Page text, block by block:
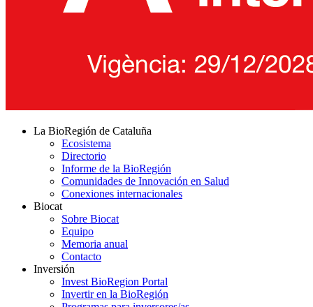
La BioRegión de Cataluña
Ecosistema
Directorio
Informe de la BioRegión
Comunidades de Innovación en Salud
Conexiones internacionales
Biocat
Sobre Biocat
Equipo
Memoria anual
Contacto
Inversión
Invest BioRegion Portal
Invertir en la BioRegión